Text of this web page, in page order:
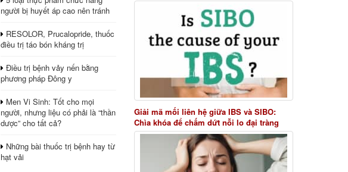
người bị huyết áp cao nên tránh
RESOLOR, Prucalopride, thuốc
điều trị táo bón kháng trị
Điều trị bệnh vảy nến bằng
phương pháp Đông y
Men Vi Sinh: Tốt cho mọi
người, nhưng liệu có phải là “thần
dược” cho tất cả?
Những bài thuốc trị bệnh hay từ
hạt vải
Giải mã mối liên hệ giữa IBS và SIBO:
Chìa khóa để chấm dứt nỗi lo đại tràng